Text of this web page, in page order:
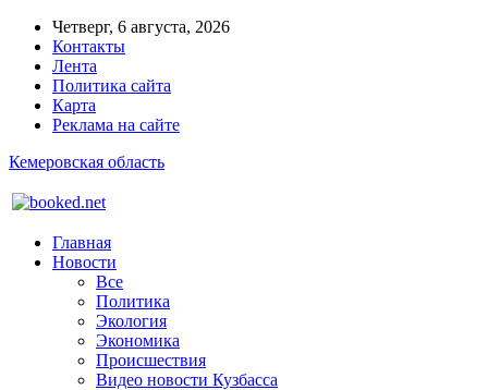
Четверг, 6 августа, 2026
Контакты
Лента
Политика сайта
Карта
Реклама на сайте
Кемеровская область
Главная
Новости
Все
Политика
Экология
Экономика
Происшествия
Видео новости Кузбасса